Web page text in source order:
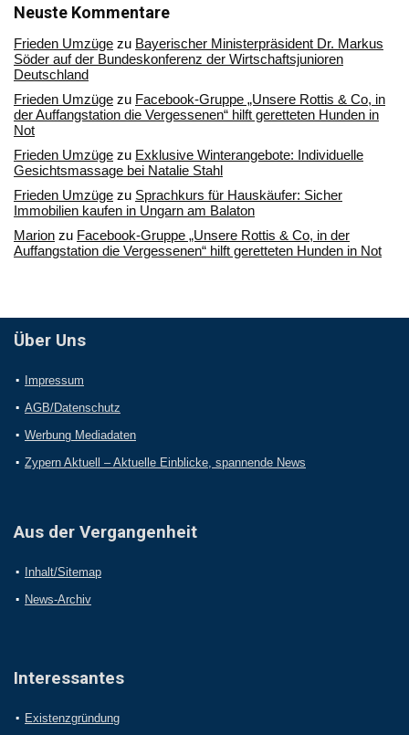
Archiv
Neuste Kommentare
Frieden Umzüge zu Bayerischer Ministerpräsident Dr. Markus
Söder auf der Bundeskonferenz der Wirtschaftsjunioren
Deutschland
Frieden Umzüge zu Facebook-Gruppe „Unsere Rottis & Co, in
der Auffangstation die Vergessenen“ hilft geretteten Hunden in
Not
Frieden Umzüge zu Exklusive Winterangebote: Individuelle
Gesichtsmassage bei Natalie Stahl
Frieden Umzüge zu Sprachkurs für Hauskäufer: Sicher
Immobilien kaufen in Ungarn am Balaton
Marion zu Facebook-Gruppe „Unsere Rottis & Co, in der
Auffangstation die Vergessenen“ hilft geretteten Hunden in Not
Über Uns
Impressum
AGB/Datenschutz
Werbung Mediadaten
Zypern Aktuell – Aktuelle Einblicke, spannende News
Aus der Vergangenheit
Inhalt/Sitemap
News-Archiv
Interessantes
Existenzgründung